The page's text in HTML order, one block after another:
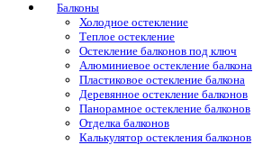
Балконы
Холодное остекление
Теплое остекление
Остекление балконов под ключ
Алюминиевое остекление балкона
Пластиковое остекление балкона
Деревянное остекление балконов
Панорамное остекление балконов
Отделка балконов
Калькулятор остекления балконов